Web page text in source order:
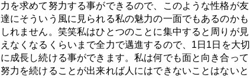
力を求めて努力する事ができるので、このような性格が友
達にそういう風に見られる私の魅力の一面でもあるのかも
しれません。笑笑私はひとつのことに集中すると周りが見
えなくなるくらいまで全力で邁進するので、1日1日を大切
に成長し続ける事ができます。私は何でも面と向き合って
努力を続けることが出来れば人にはできないことはないと